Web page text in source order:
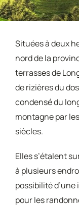
Situées à deux
nord de la
terrasses de
de rizières du
condensé du
montagne par
siècles.
Elles s’étalent
à plusieurs
possibilité
pour les